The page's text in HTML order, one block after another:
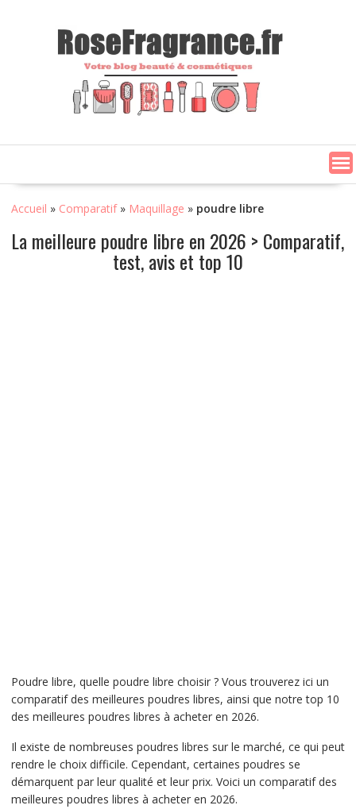
Accueil » Comparatif» Maquillage » poudre libre
La meilleure poudre libre en 2026 > Comparatif,
test, avis et top 10
Poudre libre, quelle poudre libre choisir ? Vous trouverez ici un
comparatif des meilleures poudres libres, ainsi que notre top 10
des meilleures poudres libres à acheter en 2026.
Il existe de nombreuses poudres libres sur le marché, ce qui peut
rendre le choix difficile. Cependant, certaines poudres se
démarquent par leur qualité et leur prix. Voici un comparatif des
meilleures poudres libres à acheter en 2026.